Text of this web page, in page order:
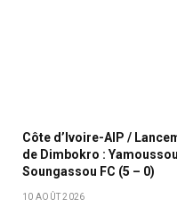
Côte d’Ivoire-AIP /
de Dimbokro :
Soungassou FC (5 – 0)
10 AOÛT 2026